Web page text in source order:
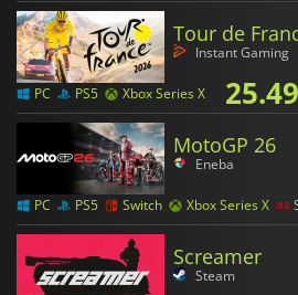
Tour de
Instant Gaming
PC PS5 Xbox Series X 25.49
MotoGP 26
Eneba
PC PS5 Switch Xbox Series X
Screamer
Steam